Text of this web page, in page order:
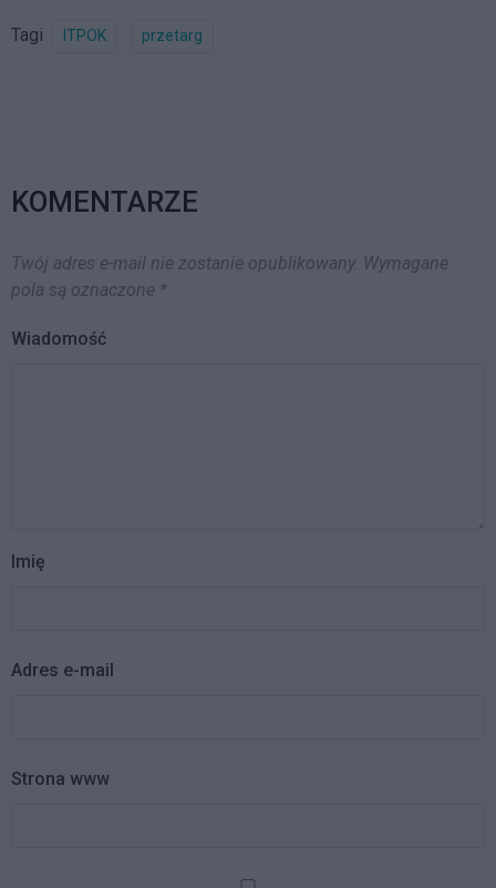
Tagi ITPOK przetarg
KOMENTARZE
Twój adres e-mail nie zostanie opublikowany. Wymagane
pola są oznaczone *
Wiadomość
Imię
Adres e-mail
Strona www